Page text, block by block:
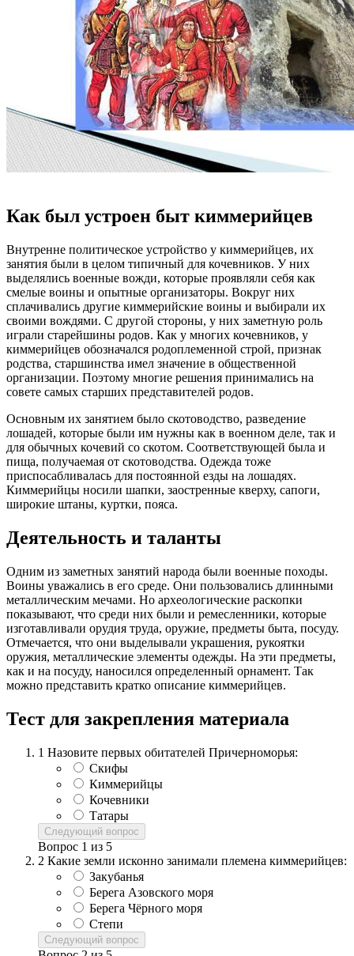
Как был устроен быт киммерийцев
Внутренне политическое устройство у киммерийцев, их
занятия были в целом типичный для кочевников. У них
выделялись военные вожди, которые проявляли себя как
смелые воины и опытные организаторы. Вокруг них
сплачивались другие киммерийские воины и выбирали их
своими вождями. С другой стороны, у них заметную роль
играли старейшины родов. Как у многих кочевников, у
киммерийцев обозначался родоплеменной строй, признак
родства, старшинства имел значение в общественной
организации. Поэтому многие решения принимались на
совете самых старших представителей родов.
Основным их занятием было скотоводство, разведение
лошадей, которые были им нужны как в военном деле, так и
для обычных кочевий со скотом. Соответствующей была и
пища, получаемая от скотоводства. Одежда тоже
приспосабливалась для постоянной езды на лошадях.
Киммерийцы носили шапки, заостренные кверху, сапоги,
широкие штаны, куртки, пояса.
Деятельность и таланты
Одним из заметных занятий народа были военные походы.
Воины уважались в его среде. Они пользовались длинными
металлическим мечами. Но археологические раскопки
показывают, что среди них были и ремесленники, которые
изготавливали орудия труда, оружие, предметы быта, посуду.
Отмечается, что они выделывали украшения, рукоятки
оружия, металлические элементы одежды. На эти предметы,
как и на посуду, наносился определенный орнамент. Так
можно представить кратко описание киммерийцев.
Тест для закрепления материала
1 Назовите первых обитателей Причерноморья:
Скифы
Киммерийцы
Кочевники
Татары
Следующий вопрос
Вопрос 1 из 5
2 Какие земли исконно занимали племена киммерийцев:
Закубанья
Берега Азовского моря
Берега Чёрного моря
Степи
Следующий вопрос